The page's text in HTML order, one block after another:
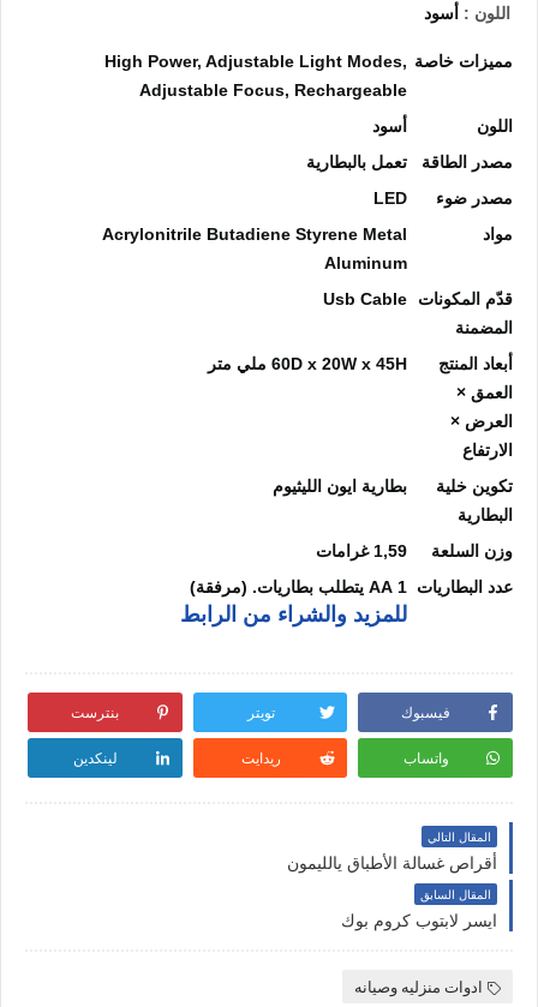
اللون : أسود
مميزات خاصة High Power, Adjustable Light Modes,
Adjustable Focus, Rechargeable
اللون
أسود
مصدر الطاقة
تعمل بالبطارية
مصدر ضوء
LED
مواد
Acrylonitrile Butadiene Styrene Metal
Aluminum
قدّم المكونات
المضمنة
Usb Cable
أبعاد المنتج
العمق ×
العرض ×
الارتفاع
60D x 20W x 45H ملي متر
تكوين خلية
البطارية
بطارية ايون الليثيوم
وزن السلعة
1,59 غرامات
عدد البطاريات 1 AA يتطلب بطاريات. (مرفقة)
للمزيد والشراء من الرابط
فيسبوك تويتر بنترست
واتساب ريدايت لينكدين
المقال التالي
أقراص غسالة الأطباق يالليمون
المقال السابق
ايسر لابتوب كروم بوك
ادوات منزليه وصيانه